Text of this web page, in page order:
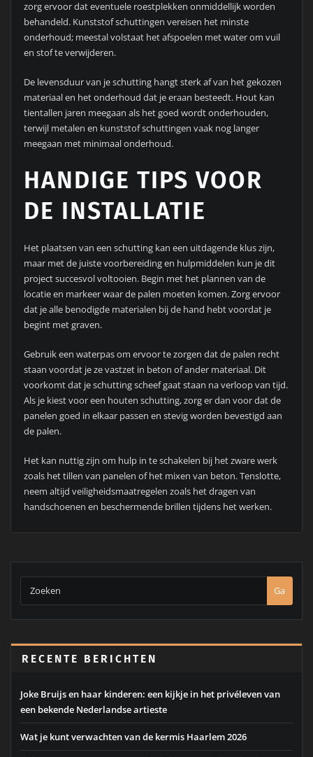
zorg ervoor dat eventuele roestplekken onmiddellijk worden
behandeld. Kunststof schuttingen vereisen het minste
onderhoud; meestal volstaat het afspoelen met water om vuil
en stof te verwijderen.
De levensduur van je schutting hangt sterk af van het gekozen
materiaal en het onderhoud dat je eraan besteedt. Hout kan
tientallen jaren meegaan als het goed wordt onderhouden,
terwijl metalen en kunststof schuttingen vaak nog langer
meegaan met minimaal onderhoud.
HANDIGE TIPS VOOR
DE INSTALLATIE
Het plaatsen van een schutting kan een uitdagende klus zijn,
maar met de juiste voorbereiding en hulpmiddelen kun je dit
project succesvol voltooien. Begin met het plannen van de
locatie en markeer waar de palen moeten komen. Zorg ervoor
dat je alle benodigde materialen bij de hand hebt voordat je
begint met graven.
Gebruik een waterpas om ervoor te zorgen dat de palen recht
staan voordat je ze vastzet in beton of ander materiaal. Dit
voorkomt dat je schutting scheef gaat staan na verloop van tijd.
Als je kiest voor een houten schutting, zorg er dan voor dat de
panelen goed in elkaar passen en stevig worden bevestigd aan
de palen.
Het kan nuttig zijn om hulp in te schakelen bij het zware werk
zoals het tillen van panelen of het mixen van beton. Tenslotte,
neem altijd veiligheidsmaatregelen zoals het dragen van
handschoenen en beschermende brillen tijdens het werken.
Ga
RECENTE BERICHTEN
Joke Bruijs en haar kinderen: een kijkje in het privéleven van
een bekende Nederlandse artieste
Wat je kunt verwachten van de kermis Haarlem 2026